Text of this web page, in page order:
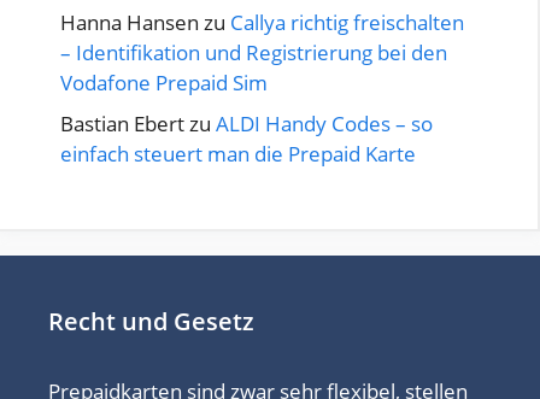
Hanna Hansen zu Callya richtig freischalten
– Identifikation und Registrierung bei den
Vodafone Prepaid Sim
Bastian Ebertzu ALDI Handy Codes – so
einfach steuert man die Prepaid Karte
Recht und Gesetz
Prepaidkarten sind zwar sehr flexibel, stellen